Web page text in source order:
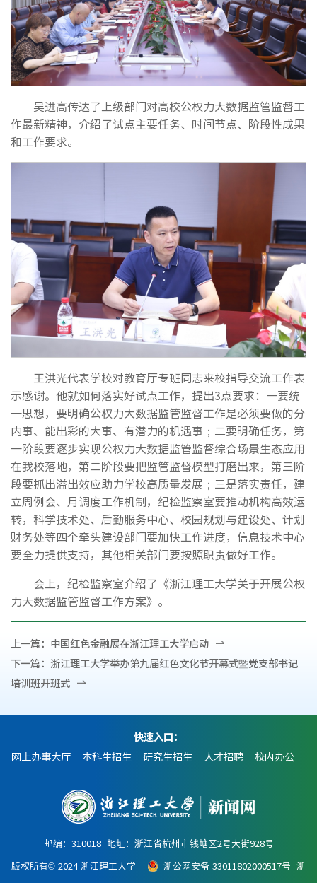
吴进高传达了上级部门对高校公权力大数据监管监督工
作最新精神，介绍了试点主要任务、时间节点、阶段性成果
和工作要求。
王洪光代表学校对教育厅专班同志来校指导交流工作表
示感谢。他就如何落实好试点工作，提出3点要求：一要统
一思想，要明确公权力大数据监管监督工作是必须要做的分
内事、能出彩的大事、有潜力的机遇事；二要明确任务，第
一阶段要逐步实现公权力大数据监管监督综合场景生态应用
在我校落地，第二阶段要把监管监督模型打磨出来，第三阶
段要抓出溢出效应助力学校高质量发展；三是落实责任，建
立周例会、月调度工作机制，纪检监察室要推动机构高效运
转，科学技术处、后勤服务中心、校园规划与建设处、计划
财务处等四个牵头建设部门要加快工作进度，信息技术中心
要全力提供支持，其他相关部门要按照职责做好工作。
会上，纪检监察室介绍了《浙江理工大学关于开展公权
力大数据监管监督工作方案》。
上一篇： 中国红色金融展在浙江理工大学启动
下一篇： 浙江理工大学举办第九届红色文化节开幕式暨党支部书记
培训班开班式
快速入口：
网上办事大厅
本科生招生 研究生招生 人才招聘 校内办公
邮编：310018 地址：浙江省杭州市钱塘区2号大街928号
版权所有© 2024 浙江理工大学
浙公网安备 33011802000517号 浙